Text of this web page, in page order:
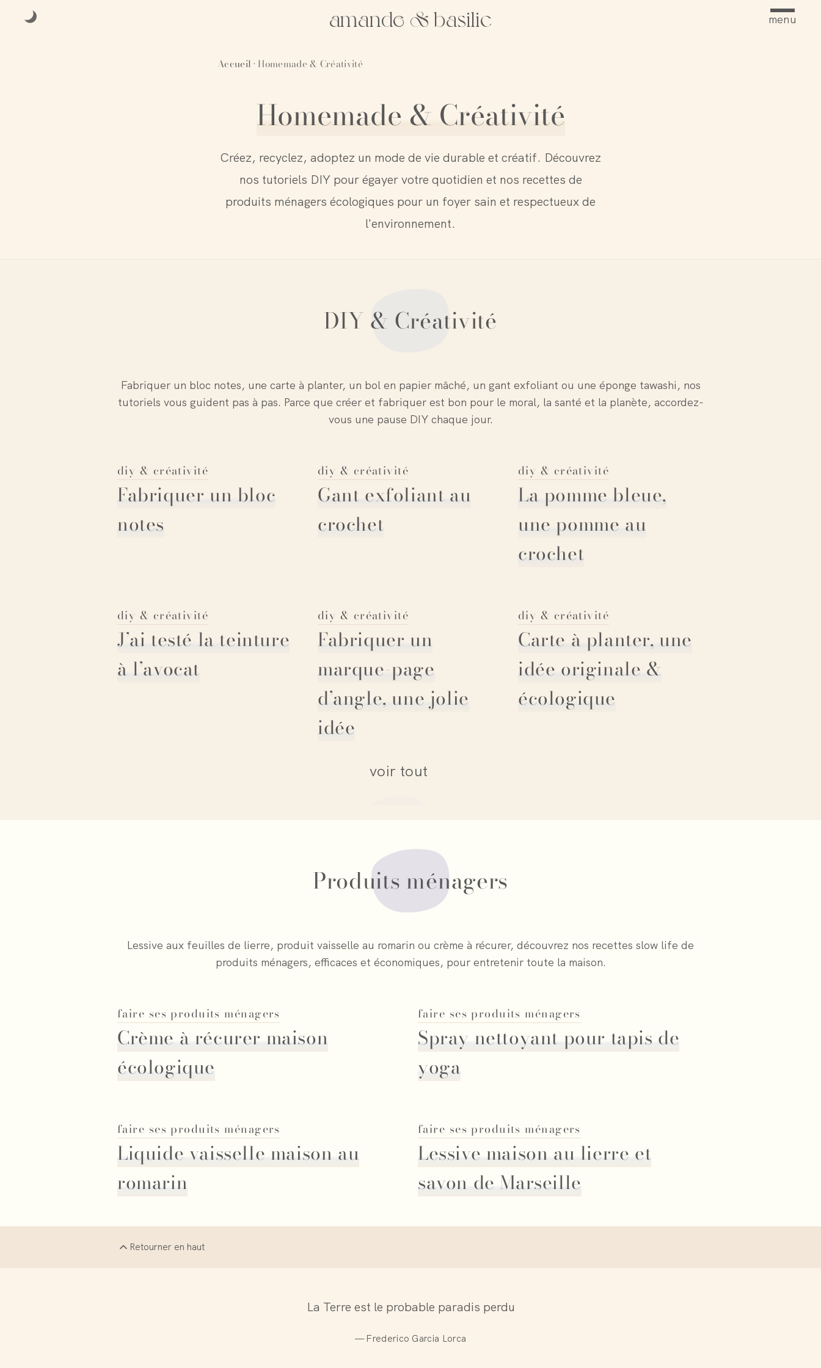
amande & basilic menu
Accueil · Homemade & Créativité
Homemade & Créativité
Créez, recyclez, adoptez un mode de vie durable et créatif. Découvrez
nos tutoriels DIY pour égayer votre quotidien et nos recettes de
produits ménagers écologiques pour un foyer sain et respectueux de
l'environnement.
DIY & Créativité
Fabriquer un bloc notes, une carte à planter, un bol en papier mâché, un gant exfoliant ou une éponge tawashi, nos
tutoriels vous guident pas à pas. Parce que créer et fabriquer est bon pour le moral, la santé et la planète, accordez-
vous une pause DIY chaque jour.
diy & créativité
Fabriquer un bloc
notes
diy & créativité
Gant exfoliant au
crochet
diy & créativité
La pomme bleue,
une pomme au
crochet
diy & créativité
J’ai testé la teinture
à l’avocat
diy & créativité
Fabriquer un
marque-page
d’angle, une jolie
idée
diy & créativité
Carte à planter, une
idée originale &
écologique
voir tout
Produits ménagers
Lessive aux feuilles de lierre, produit vaisselle au romarin ou crème à récurer, découvrez nos recettes slow life de
produits ménagers, efficaces et économiques, pour entretenir toute la maison.
faire ses produits ménagers
Crème à récurer maison
écologique
faire ses produits ménagers
Spray nettoyant pour tapis de
yoga
faire ses produits ménagers
Liquide vaisselle maison au
romarin
faire ses produits ménagers
Lessive maison au lierre et
savon de Marseille
Retourner en haut
La Terre est le probable paradis perdu
— Frederico Garcia Lorca